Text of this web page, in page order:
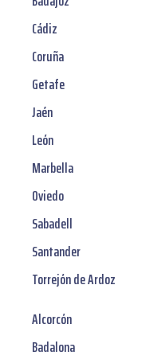
Cádiz
Coruña
Getafe
Jaén
León
Marbella
Oviedo
Sabadell
Santander
Torrejón de Ardoz
Alcorcón
Badalona